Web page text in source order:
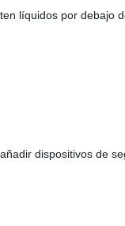
líquidos por debajo
dispositivos de